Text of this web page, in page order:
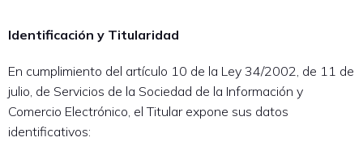
Identificación y Titularidad
En cumplimiento del artículo 10 de la Ley 34/2002, de 11 de
julio, de Servicios de la Sociedad de la Información y
Comercio Electrónico, el Titular expone sus datos
identificativos: